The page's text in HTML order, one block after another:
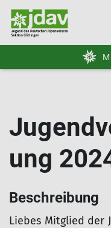
ung
Beschreibung
Liebes Mitglied der